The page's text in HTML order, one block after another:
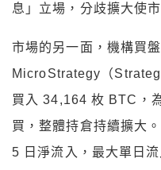
息」立場，分歧擴大使
市場的另一面，機構買
MicroStrategy（
買入 34,164 枚 BTC，
買，整體持倉持續擴大
5 日淨流入，最大單日